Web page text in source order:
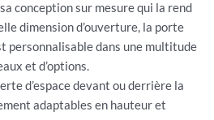
conception sur mesure qui la rend
dimension d’ouverture, la porte
personnalisable dans une multitude
et d’options.
d’espace devant ou derrière la
adaptables en hauteur et